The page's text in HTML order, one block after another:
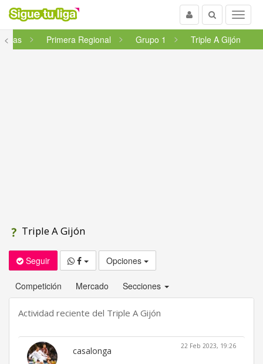
Menu
Buscar
Usuario
<
Primera Regional Grupo 1 Triple A Gijón
Triple A Gijón
Seguir Opciones
Competición Mercado Secciones
Actividad reciente del Triple A Gijón
casalonga 22 Feb 2023, 19:26